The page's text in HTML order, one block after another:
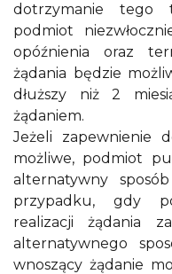
dotrzymanie tego
podmiot
opóźnienia oraz
żądania będzie
dłuższy niż 2
żądaniem.
Jeżeli zapewnienie
możliwe, podmiot
alternatywny
przypadku, gdy
realizacji żądania
alternatywnego
wnoszący żądanie